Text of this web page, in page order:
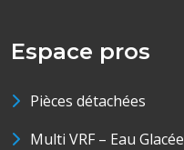
Espace pros
Pièces détachées
Multi VRF – Eau Glacée